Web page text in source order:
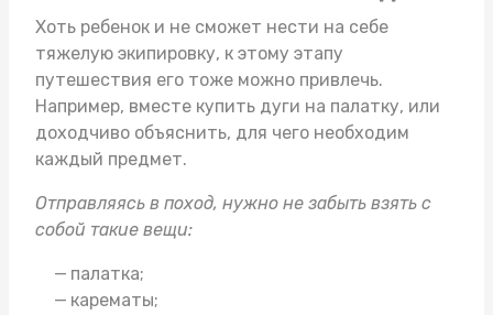
Хоть ребенок и не сможет нести на себе
тяжелую экипировку, к этому этапу
путешествия его тоже можно привлечь.
Например, вместе купить дуги на палатку, или
доходчиво объяснить, для чего необходим
каждый предмет.
Отправляясь в поход, нужно не забыть взять с
собой такие вещи:
палатка;
карематы;